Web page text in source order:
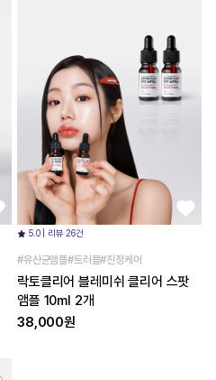
5.0 | 리뷰 26건
#유산균앰플#트러블#진정케어
락토클리어 블레미쉬 클리어 스팟
앰플 10ml 2개
38,000원